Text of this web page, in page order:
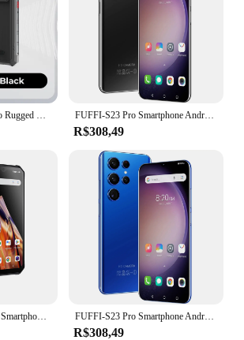
HOTWAV-Cyber 13 Pro Rugged Smartphones, Versão Global, Lanterna 150LM, 20GB + 256GB, 6.6 '', 2K Celular, 10800mAh, 64MP, Celulares FUFFI-S23 Pro Smartphone Android, Celular, Google Play Store, 6,53 ", 16GB ROM, 2GB RAM, Bateria 4000mAh, 8 + 13MP, Telemóveis
R$308,49
FOSSIBOT-F106 PRO Smartphone robusto, telefones celulares, estreia mundial, 15GB + 256GB, MTK G85, Android 14, 12000mAh, 6.58 "FHD + 30W FUFFI-S23 Pro Smartphone Android, Celular, Google Play Store, 6,53 ", 16GB ROM, 2GB RAM, Bateria 4000mAh, 8 + 13MP, Telemóveis
R$308,49